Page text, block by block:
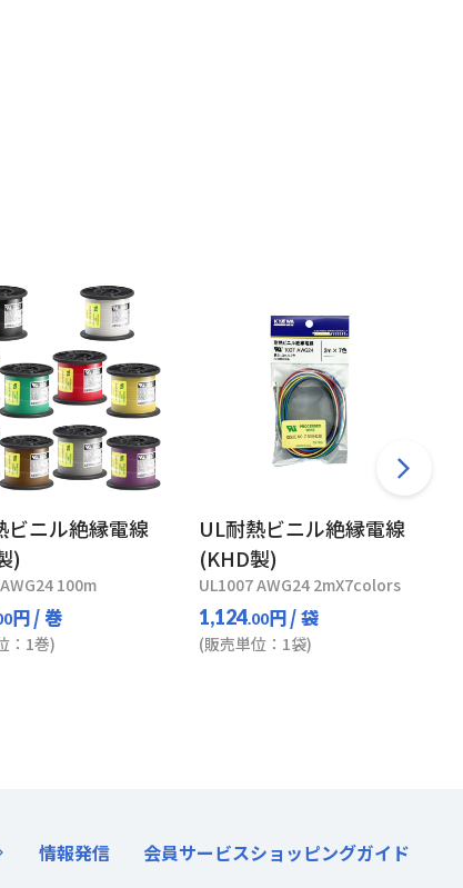
ビニル絶縁電線
)
100m
円/ 巻
：1巻)
UL耐熱ビニル絶縁電線
(KHD製)
UL1007 AWG24 2mX7colors
1,124.00円/ 袋
(販売単位：1袋)
情報発信 会員サービスショッピングガイド